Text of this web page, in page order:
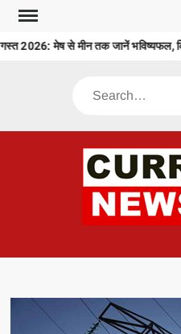
Skip
content
2026: मेष से मीन तक जानें भविष्यफल,
Search